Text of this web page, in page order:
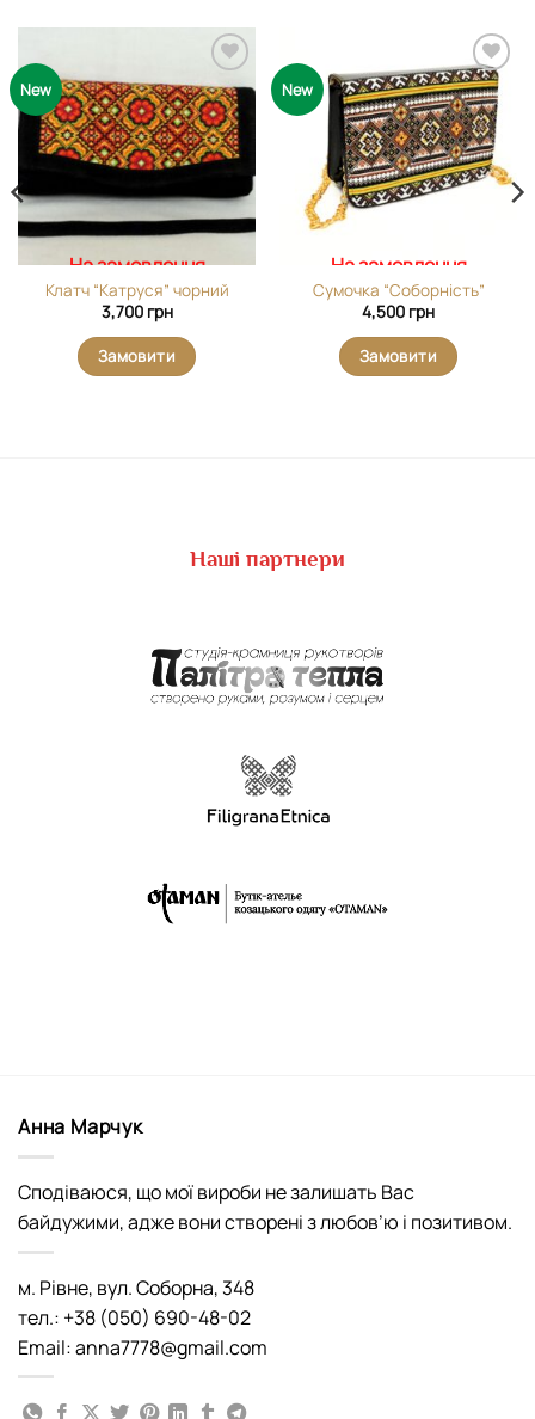
New
Додати
виріб у
вибране
На замовлення
Клатч “Катруся” чорний
3,700 грн
Замовити
New
Додати
виріб у
вибране
На замовлення
Сумочка “Соборність”
4,500 грн
Замовити
Наші партнери
Анна Марчук
Сподіваюся, що мої вироби не залишать Вас
байдужими, адже вони створені з любов’ю і позитивом.
м. Рівне, вул. Соборна, 348
тел.: +38 (050) 690-48-02
Email: anna7778@gmail.com